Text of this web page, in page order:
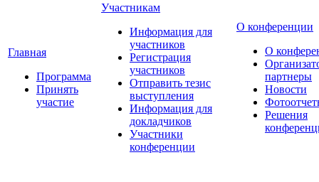
Главная
Программа
Принять
участие
Участникам
Информация для
участников
Регистрация
участников
Отправить тезис
выступления
Информация для
докладчиков
Участники
конференции
О конференции
О
партнеры
Новости
Решения